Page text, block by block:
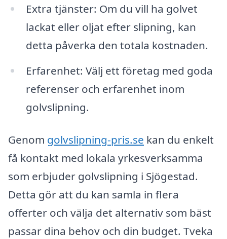
Extra tjänster: Om du vill ha golvet
lackat eller oljat efter slipning, kan
detta påverka den totala kostnaden.
Erfarenhet: Välj ett företag med goda
referenser och erfarenhet inom
golvslipning.
Genom golvslipning-pris.se kan du enkelt
få kontakt med lokala yrkesverksamma
som erbjuder golvslipning i Sjögestad.
Detta gör att du kan samla in flera
offerter och välja det alternativ som bäst
passar dina behov och din budget. Tveka